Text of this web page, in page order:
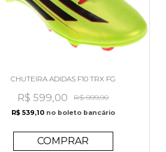
CHUTEIRA ADIDAS F10 TRX FG
R$ 599,00 R$ 999,90
R$ 539,10no boleto bancário
COMPRAR